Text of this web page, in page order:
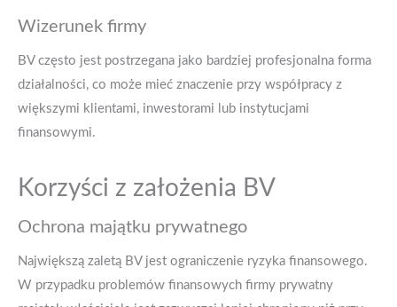
Wizerunek firmy
BV często jest postrzegana jako bardziej profesjonalna forma
działalności, co może mieć znaczenie przy współpracy z
większymi klientami, inwestorami lub instytucjami
finansowymi.
Korzyści z założenia BV
Ochrona majątku prywatnego
Największą zaletą BV jest ograniczenie ryzyka finansowego.
W przypadku problemów finansowych firmy prywatny